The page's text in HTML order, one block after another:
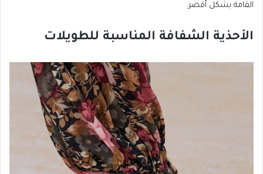
القامة بشكل أقصر.
الأحذية الشفافة المناسبة للطويلات